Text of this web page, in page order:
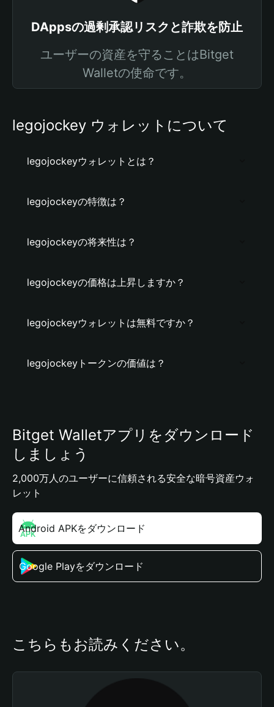
DAppsの過剰承認リスクと詐欺を防止
ユーザーの資産を守ることはBitget
Walletの使命です。
legojockey ウォレットについて
legojockeyウォレットとは？
legojockeyの特徴は？
legojockeyの将来性は？
legojockeyの価格は上昇しますか？
legojockeyウォレットは無料ですか？
legojockeyトークンの価値は？
Bitget Walletアプリをダウンロード
しましょう
2,000万人のユーザーに信頼される安全な暗号資産ウォ
レット
Android APKをダウンロード
Google Playをダウンロード
こちらもお読みください。